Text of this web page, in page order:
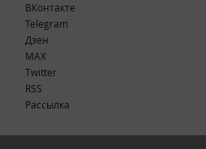
ВКонтакте
Telegram
Дзен
MAX
Тwitter
RSS
Рассылка